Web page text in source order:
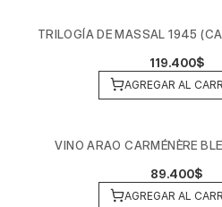
TRILOGÍA DE MASSAL 1945
119.400$
AGREGAR AL
VINO ARAO CARMÉNÈRE
89.400$
AGREGAR AL